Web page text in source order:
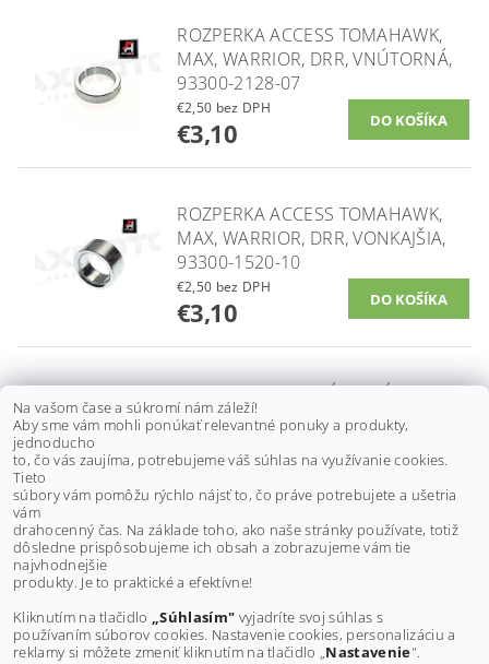
ROZPERKA ACCESS TOMAHAWK,
MAX, WARRIOR, DRR, VNÚTORNÁ,
93300-2128-07
€2,50 bez DPH
€3,10
ROZPERKA ACCESS TOMAHAWK,
MAX, WARRIOR, DRR, VONKAJŠIA,
93300-1520-10
€2,50 bez DPH
€3,10
ROZPERKA PREDNÉHO NÁBOJA
ACCESS TOMAHAWK, MAX,
WARRIOR, DRR, 93325-A03-000
€4,20 bez DPH
€5,10
Buďte prvý, kto napíše príspevok k tejto položke.
Na vašom čase a súkromí nám záleží!
Aby sme vám mohli ponúkať relevantné ponuky a produkty,
jednoducho
to, čo vás zaujíma, potrebujeme váš súhlas na využívanie cookies.
Tieto
súbory vám pomôžu rýchlo nájsť to, čo práve potrebujete a ušetria
vám
drahocenný čas. Na základe toho, ako naše stránky používate, totiž
dôsledne prispôsobujeme ich obsah a zobrazujeme vám tie
najvhodnejšie
produkty. Je to praktické a efektívne!
Kliknutím na tlačidlo „Súhlasím" vyjadríte svoj súhlas s
používaním súborov cookies. Nastavenie cookies, personalizáciu a
reklamy si môžete zmeniť kliknutím na tlačidlo „Nastavenie".